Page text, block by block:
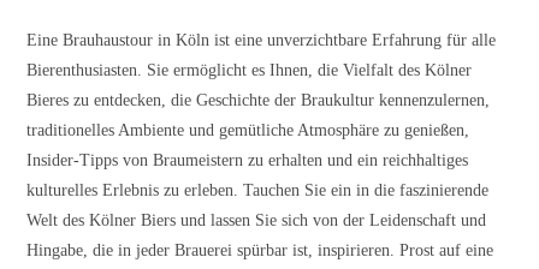
Eine Brauhaustour in Köln ist eine unverzichtbare Erfahrung für alle
Bierenthusiasten. Sie ermöglicht es Ihnen, die Vielfalt des Kölner
Bieres zu entdecken, die Geschichte der Braukultur kennenzulernen,
traditionelles Ambiente und gemütliche Atmosphäre zu genießen,
Insider-Tipps von Braumeistern zu erhalten und ein reichhaltiges
kulturelles Erlebnis zu erleben. Tauchen Sie ein in die faszinierende
Welt des Kölner Biers und lassen Sie sich von der Leidenschaft und
Hingabe, die in jeder Brauerei spürbar ist, inspirieren. Prost auf eine